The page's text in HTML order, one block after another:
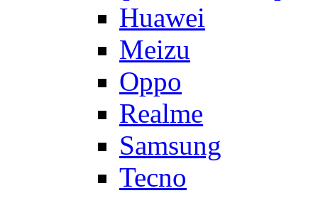
Huawei
Meizu
Oppo
Realme
Samsung
Tecno